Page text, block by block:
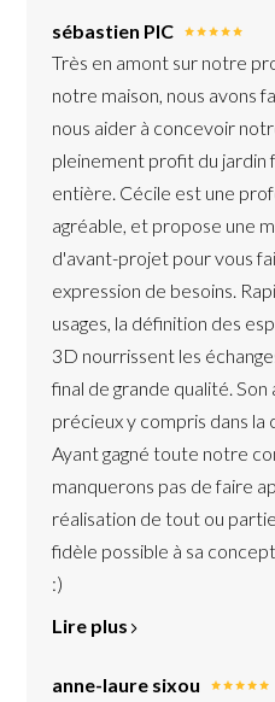
sébastien PIC
Très en amont sur notre
notre maison, nous avons
nous aider à concevoir
pleinement profit du jardin
entière. Cécile est une
agréable, et propose une
d'avant-projet pour vous
expression de besoins.
usages, la définition des
3D nourrissent les
final de grande qualité.
précieux y compris dans la
Ayant gagné toute notre
manquerons pas de faire
réalisation de tout ou
fidèle possible à sa
:)
Lire plus
anne-laure sixou